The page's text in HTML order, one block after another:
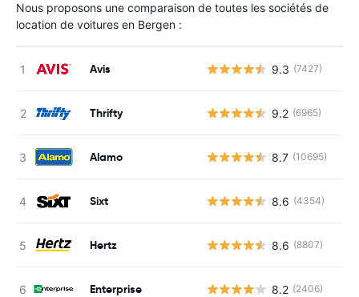
Nous proposons une comparaison de toutes les sociétés de
location de voitures en Bergen :
Avis 9.3 (7427)
Thrifty 9.2 (6965)
Alamo 8.7 (10695)
Sixt 8.6 (4354)
Hertz 8.6 (8807)
Enterprise 8.2 (2406)